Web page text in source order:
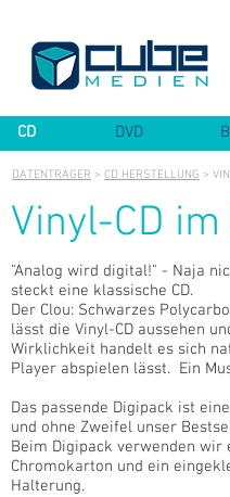
CD DVD
DATENTRÄGER > CD HERSTELLUNG >
Vinyl-CD
"Analog wird digital!" - Naja
steckt eine klassische CD.
Der Clou: Schwarzes
lässt die Vinyl-CD aussehen
Wirklichkeit handelt es sich
Player abspielen lässt. Ein
Das passende Digipack ist
und ohne Zweifel unser
Beim Digipack verwenden wir
Chromokarton und ein
Halterung.